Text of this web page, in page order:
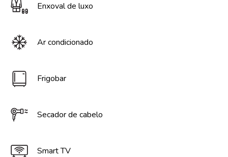
Enxoval de luxo
Ar condicionado
Frigobar
Secador de cabelo
Smart TV